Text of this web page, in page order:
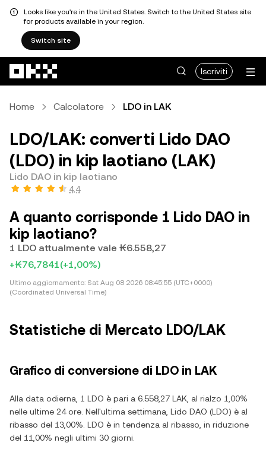
Looks like you're in the United States. Switch to the United States site
for products available in your region.
Switch site
Iscriviti
Home Calcolatore LDO in LAK
LDO/LAK: converti Lido DAO
(LDO) in kip laotiano (LAK)
Lido DAO in kip laotiano
4,4
A quanto corrisponde 1 Lido DAO in
kip laotiano?
1 LDO attualmente vale ₭6.558,27
+₭76,7841(+1,00%)
Ultimo aggiornamento: Sat Aug 08 2026 08:45:55 (UTC+0000)
(Coordinated Universal Time)
Statistiche di Mercato LDO/LAK
Grafico di conversione di LDO in LAK
Alla data odierna, 1 LDO è pari a 6.558,27 LAK, al rialzo 1,00%
nelle ultime 24 ore. Nell'ultima settimana, Lido DAO (LDO) è al
ribasso del 13,00%. LDO è in tendenza al ribasso, in riduzione
del 11,00% negli ultimi 30 giorni.